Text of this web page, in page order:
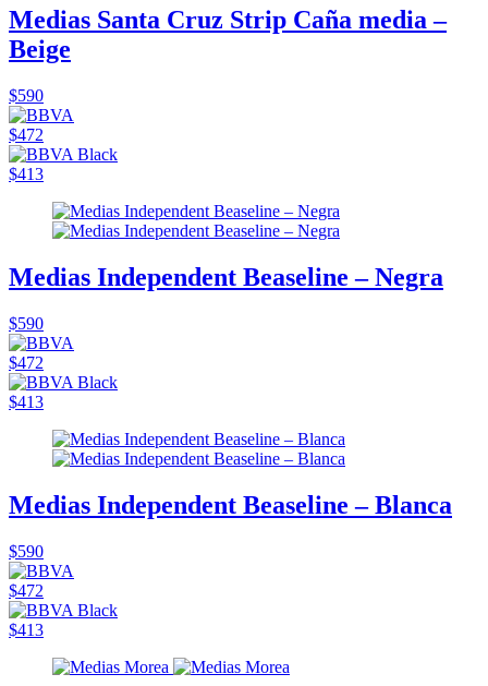
Medias Santa Cruz Strip Caña media –
Beige
$590
$472
$413
Medias Independent Beaseline – Negra
$590
$472
$413
Medias Independent Beaseline – Blanca
$590
$472
$413